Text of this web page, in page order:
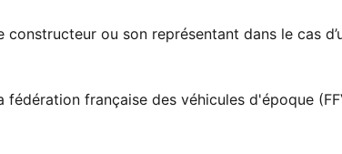
ou son représentant dans le cas
française des véhicules d'époque